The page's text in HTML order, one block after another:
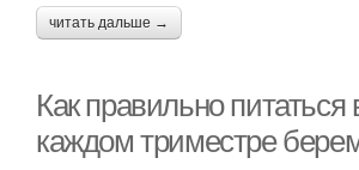
читать дальше →
Как правильно
каждом триместре